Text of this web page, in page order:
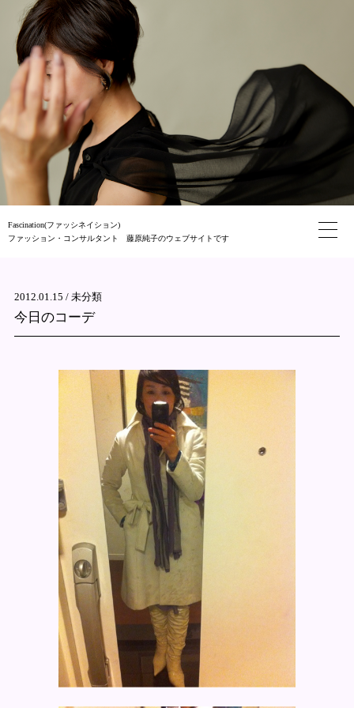
Fascination(ファッシネイション)
ファッション・コンサルタント 藤原純子のウェブサイトです
2012.01.15 / 未分類
今日のコーデ